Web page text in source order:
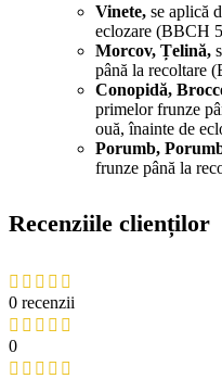
Vinete, se aplică
eclozare (BBCH
Morcov, Țelină,
până la recoltare
Conopidă,
primelor frunze
ouă, înainte de
Porumb,
frunze până la
Recenziile clienților
0 recenzii
0